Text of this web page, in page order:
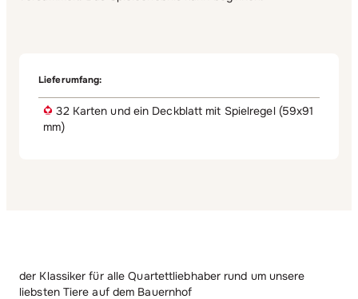
Lieferumfang:
32 Karten und ein Deckblatt mit Spielregel (59x91
mm)
der Klassiker für alle Quartettliebhaber rund um unsere
liebsten Tiere auf dem Bauernhof